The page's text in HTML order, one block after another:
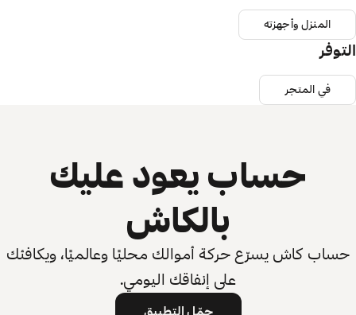
المنزل وأجهزته
التوفر
في المتجر
حساب يعود عليك
بالكاش
حساب كاش يسرّع حركة أموالك محليًا وعالميًا، ويكافئك
على إنفاقك اليومي.
حمّل التطبيق